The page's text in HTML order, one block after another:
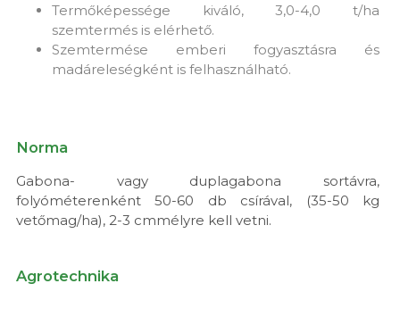
Termőképessége kiváló, 3,0-4,0 t/ha
szemtermés is elérhető.
Szemtermése emberi fogyasztásra és
madáreleségként is felhasználható.
Norma
Gabona- vagy duplagabona sortávra,
folyóméterenként 50-60 db csírával, (35-50 kg
vetőmag/ha), 2-3 cmmélyre kell vetni.
Agrotechnika